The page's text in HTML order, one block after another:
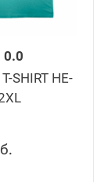
0.0
SHIRT HE-
.